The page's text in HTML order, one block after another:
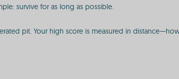
survive for as long as possible.
pit. Your high score is measured in